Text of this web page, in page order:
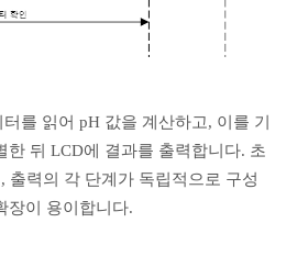
를 읽어 pH 값을 계산하고, 이를 기
한 뒤 LCD에 결과를 출력합니다. 초
출력의 각 단계가 독립적으로 구성
장이 용이합니다.